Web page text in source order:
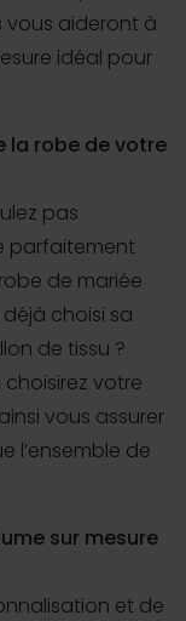
vous aideront à
idéal pour
la robe de votre
pas
parfaitement
de mariée
choisi sa
de tissu ?
votre
vous assurer
l’ensemble de
sur mesure
et de